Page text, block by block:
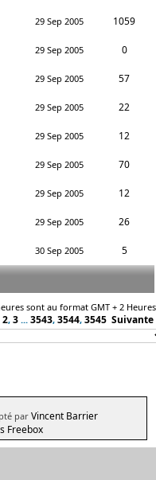
29 Sep 2005 1059
29 Sep 2005 0
29 Sep 2005 57
29 Sep 2005 22
29 Sep 2005 12
29 Sep 2005 70
29 Sep 2005 12
29 Sep 2005 26
30 Sep 2005 5
sont au format GMT + 2 Heures
2, 3 ... 3543, 3544, 3545 Suivante
par Vincent Barrier
Freebox